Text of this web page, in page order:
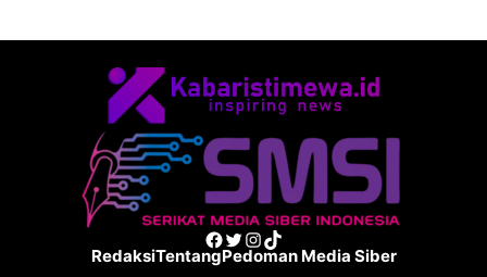
Facebook
Twitter
Instagram
TikTok
RedaksiTentangPedoman Media Siber